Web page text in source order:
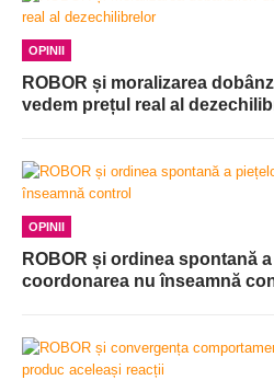
OPINII
ROBOR și moralizarea
vedem prețul real al
OPINII
ROBOR și ordinea spontană
coordonarea nu înseamnă